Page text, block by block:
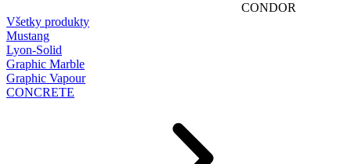
CONDOR
Všetky produkty
Mustang
Lyon-Solid
Graphic Marble
Graphic Vapour
CONCRETE